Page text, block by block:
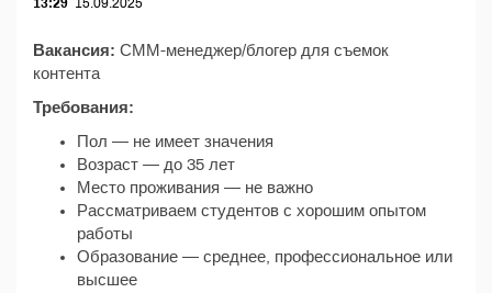
13:29 15.09.2025
Вакансия: СММ-менеджер/блогер для съемок
контента
Требования:
Пол — не имеет значения
Возраст — до 35 лет
Место проживания — не важно
Рассматриваем студентов с хорошим опытом
работы
Образование — среднее, профессиональное или
высшее